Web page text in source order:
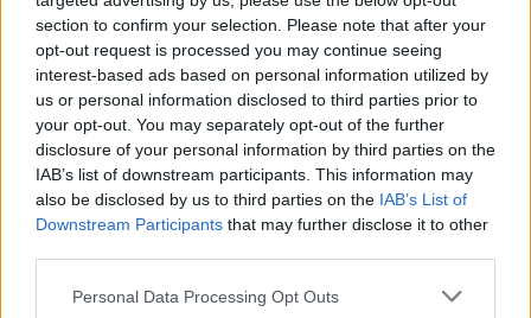
section to confirm your selection. Please note that after your
opt-out request is processed you may continue seeing
interest-based ads based on personal information utilized by
us or personal information disclosed to third parties prior to
your opt-out. You may separately opt-out of the further
disclosure of your personal information by third parties on the
IAB’s list of downstream participants. This information may
also be disclosed by us to third parties on the IAB’s List of
Downstream Participants that may further disclose it to other
Personal Data Processing Opt Outs